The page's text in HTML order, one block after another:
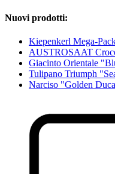
Nuovi prodotti:
Kiepenkerl Mega-
AUSTROSAAT
Giacinto Orientale
Tulipano Triumph
Narciso "Golden